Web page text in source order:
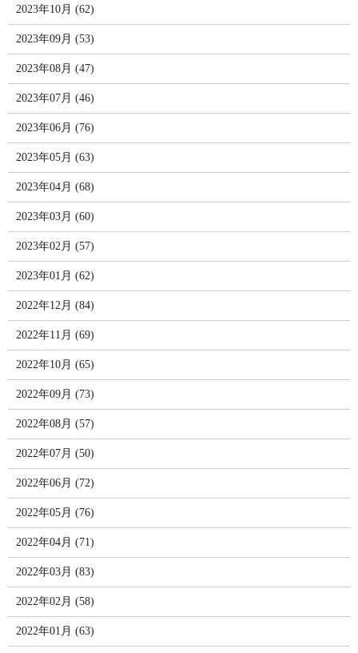
2023年10月 (62)
2023年09月 (53)
2023年08月 (47)
2023年07月 (46)
2023年06月 (76)
2023年05月 (63)
2023年04月 (68)
2023年03月 (60)
2023年02月 (57)
2023年01月 (62)
2022年12月 (84)
2022年11月 (69)
2022年10月 (65)
2022年09月 (73)
2022年08月 (57)
2022年07月 (50)
2022年06月 (72)
2022年05月 (76)
2022年04月 (71)
2022年03月 (83)
2022年02月 (58)
2022年01月 (63)